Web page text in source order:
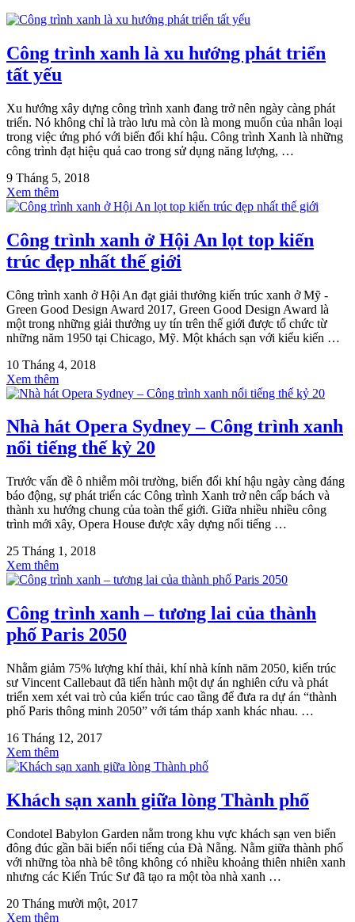
Công trình xanh là xu hướng phát triển
tất yếu
Xu hướng xây dựng công trình xanh đang trở nên ngày càng phát
triển. Nó không chỉ là trào lưu mà còn là mong muốn của nhân loại
trong việc ứng phó với biến đổi khí hậu. Công trình Xanh là những
công trình đạt hiệu quả cao trong sử dụng năng lượng, …
9 Tháng 5, 2018
Xem thêm
Công trình xanh ở Hội An lọt top kiến
trúc đẹp nhất thế giới
Công trình xanh ở Hội An đạt giải thưởng kiến trúc xanh ở Mỹ -
Green Good Design Award 2017, Green Good Design Award là
một trong những giải thưởng uy tín trên thế giới được tổ chức từ
những năm 1950 tại Chicago, Mỹ. Một khách sạn với kiểu kiến …
10 Tháng 4, 2018
Xem thêm
Nhà hát Opera Sydney – Công trình xanh
nổi tiếng thế kỷ 20
Trước vấn đề ô nhiễm môi trường, biến đổi khí hậu ngày càng đáng
báo động, sự phát triển các Công trình Xanh trở nên cấp bách và
thành xu hướng chung của toàn thế giới. Giữa nhiều nhiều công
trình mới xây, Opera House được xây dựng nổi tiếng …
25 Tháng 1, 2018
Xem thêm
Công trình xanh – tương lai của thành
phố Paris 2050
Nhằm giảm 75% lượng khí thải, khí nhà kính năm 2050, kiến trúc
sư Vincent Callebaut đã tiến hành một dự án nghiên cứu và phát
triển xem xét vai trò của kiến trúc cao tầng để đưa ra dự án “thành
phố Paris thông minh 2050” với tám tháp xanh khác nhau. …
16 Tháng 12, 2017
Xem thêm
Khách sạn xanh giữa lòng Thành phố
Condotel Babylon Garden nằm trong khu vực khách sạn ven biển
đông đúc gần bãi biển nổi tiếng của Đà Nẵng. Nằm giữa thành phố
với những tòa nhà bê tông không có nhiều khoảng thiên nhiên xanh
nhưng các Kiến Trúc Sư đã tạo ra một tòa nhà xanh …
20 Tháng mười một, 2017
Xem thêm